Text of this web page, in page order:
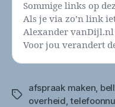
Sommige links op
Als je via zo’n link
Alexander vanDijl.nl
Voor jou verandert
Tags
afspraak maken,
overheid,